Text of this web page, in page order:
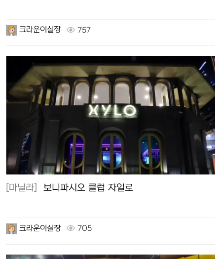
크라운이실장 757
[마닐라] 보니파시오 클럽 자일로
크라운이실장 705